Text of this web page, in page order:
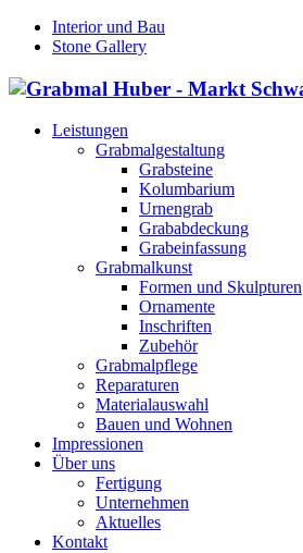
Interior und Bau
Stone Gallery
Leistungen
Grabmalgestaltung
Grabsteine
Kolumbarium
Urnengrab
Grababdeckung
Grabeinfassung
Grabmalkunst
Formen und Skulpturen
Ornamente
Inschriften
Zubehör
Grabmalpflege
Reparaturen
Materialauswahl
Bauen und Wohnen
Impressionen
Über uns
Fertigung
Unternehmen
Aktuelles
Kontakt